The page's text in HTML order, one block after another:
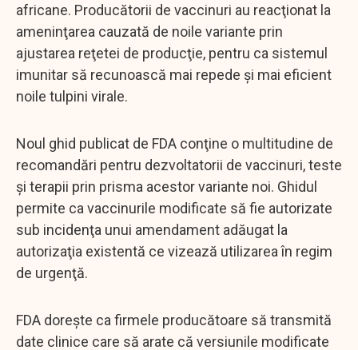
africane. Producătorii de vaccinuri au reacţionat la
ameninţarea cauzată de noile variante prin
ajustarea reţetei de producţie, pentru ca sistemul
imunitar să recunoască mai repede şi mai eficient
noile tulpini virale.
Noul ghid publicat de FDA conţine o multitudine de
recomandări pentru dezvoltatorii de vaccinuri, teste
şi terapii prin prisma acestor variante noi. Ghidul
permite ca vaccinurile modificate să fie autorizate
sub incidenţa unui amendament adăugat la
autorizaţia existentă ce vizează utilizarea în regim
de urgenţă.
FDA doreşte ca firmele producătoare să transmită
date clinice care să arate că versiunile modificate